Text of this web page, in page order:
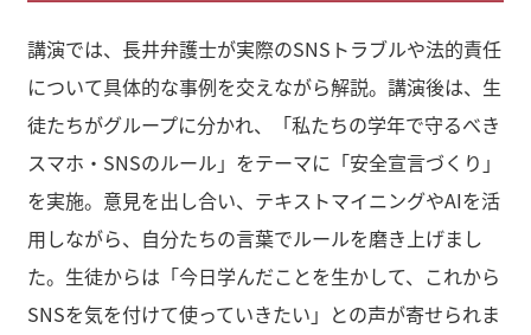
講演では、長井弁護士が実際のSNSトラブルや法的責任
について具体的な事例を交えながら解説。講演後は、生
徒たちがグループに分かれ、「私たちの学年で守るべき
スマホ・SNSのルール」をテーマに「安全宣言づくり」
を実施。意見を出し合い、テキストマイニングやAIを活
用しながら、自分たちの言葉でルールを磨き上げまし
た。生徒からは「今日学んだことを生かして、これから
SNSを気を付けて使っていきたい」との声が寄せられま